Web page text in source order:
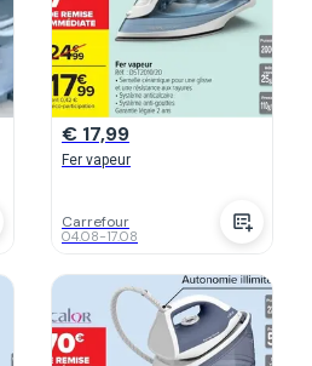
€ 17,99
Fer vapeur
Carrefour
04.08-17.08